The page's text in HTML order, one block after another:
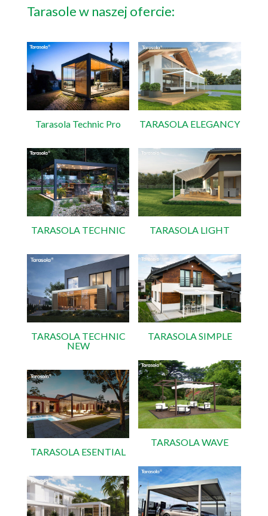
Tarasole w naszej ofercie:
Tarasola Technic Pro
TARASOLA TECHNIC
TARASOLA TECHNIC
NEW
TARASOLA ESENTIAL
TARASOLA ELEGANCY
TARASOLA LIGHT
TARASOLA SIMPLE
TARASOLA WAVE